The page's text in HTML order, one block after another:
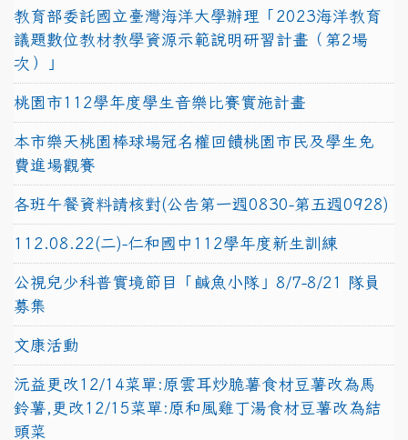
教育部委託國立臺灣海洋大學辦理「2023海洋教育
議題數位教材教學資源示範說明研習計畫（第2場
次）」
桃園市112學年度學生音樂比賽實施計畫
本市樂天桃園棒球場冠名權回饋桃園市民及學生免
費進場觀賽
各班午餐資料請核對(公告第一週0830-第五週0928)
112.08.22(二)-仁和國中112學年度新生訓練
公視兒少科普實境節目「鹹魚小隊」8/7-8/21 隊員
募集
文康活動
沅益更改12/14菜單:原雲耳炒脆薯食材豆薯改為馬
鈴薯,更改12/15菜單:原和風雞丁湯食材豆薯改為結
頭菜